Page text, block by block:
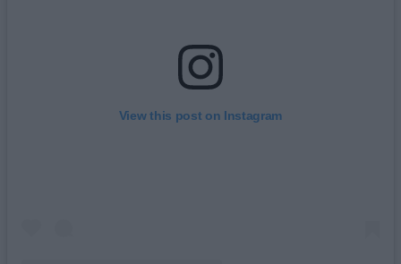
View this post on Instagram